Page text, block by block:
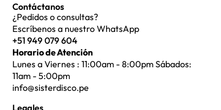
Contáctanos
¿Pedidos o consultas?
Escríbenos a nuestro WhatsApp
+51 949 079 604
Horario de Atención
Lunes a Viernes : 11:00am - 8:00pm Sábados:
11am - 5:00pm
info@sisterdisco.pe
Legales